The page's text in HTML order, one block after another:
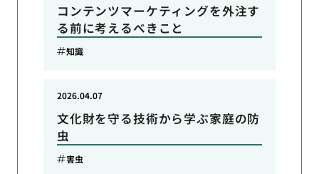
コンテンツマーケティングを外注す
る前に考えるべきこと
知識
文化財を守る技術から学ぶ家庭の防
虫
2026.04.07
害虫